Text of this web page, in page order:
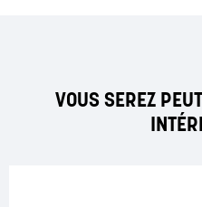
VOUS SEREZ